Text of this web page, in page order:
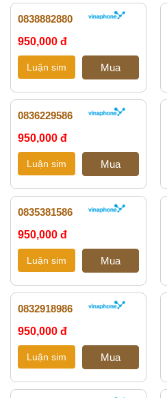
0838882880
950,000 đ
0836229586
950,000 đ
0835381586
950,000 đ
0832918986
950,000 đ